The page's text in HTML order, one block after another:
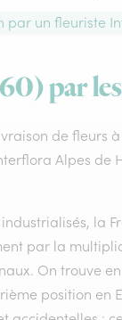
par un fleuriste
par
de fleurs
Alpes
la
par la
On trouve
position en